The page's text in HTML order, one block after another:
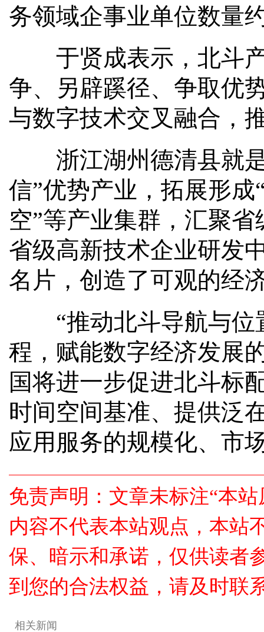
务领域企事业单位数量
于贤成表示，北斗产
争、另辟蹊径、争取优
与数字技术交叉融合，
浙江湖州德清县就是
信”优势产业，拓展形
空”等产业集群，汇聚
省级高新技术企业研发
名片，创造了可观的经
“推动北斗导航与位
程，赋能数字经济发展
国将进一步促进北斗标
时间空间基准、提供泛
应用服务的规模化、市
免责声明：文章未标注“本
内容不代表本站观点，本站
保、暗示和承诺，仅供读者
到您的合法权益，请及时联
相关新闻